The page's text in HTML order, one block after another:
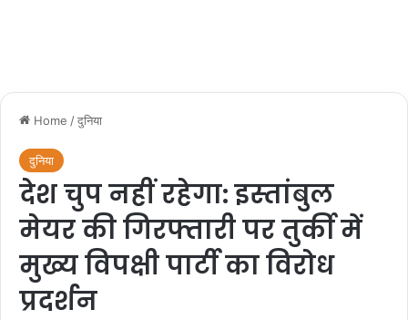
Home /दुनिया
दुनिया
देश चुप नहीं रहेगा: इस्‍तांबुल
मेयर की गिरफ्तारी पर तुर्की में
मुख्‍य विपक्षी पार्टी का विरोध
प्रदर्शन